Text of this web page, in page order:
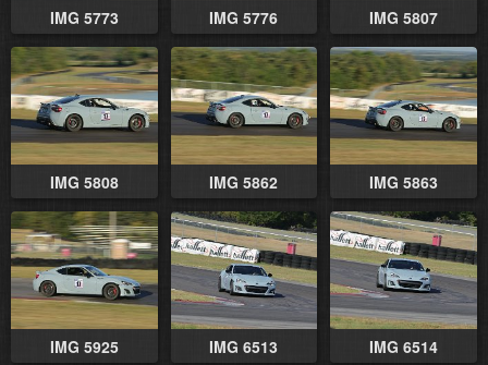
IMG 5773 IMG 5776 IMG 5807
IMG 5808 IMG 5862 IMG 5863
IMG 5925 IMG 6513 IMG 6514